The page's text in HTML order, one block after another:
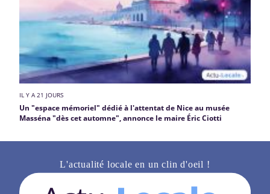
IL Y A 21 JOURS
Un "espace mémoriel" dédié à l'attentat de Nice au musée
Masséna "dès cet automne", annonce le maire Éric Ciotti
L'actualité locale en un clin d'oeil !